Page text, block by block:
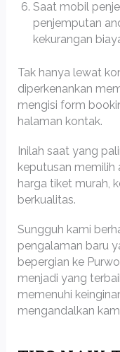
Saat mobil
penjemputan
kekurangan
Tak hanya lewat
diperkenankan
mengisi form
halaman kontak.
Inilah saat yang
keputusan memilih
harga tiket murah,
berkualitas.
Sungguh kami
pengalaman baru
bepergian ke
menjadi yang
memenuhi
mengandalkan